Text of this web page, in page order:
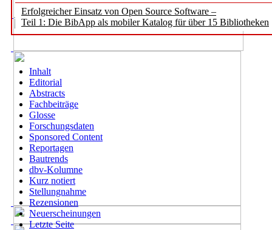
Erfolgreicher Einsatz von Open Source Software –
Teil 1: Die BibApp als mobiler Katalog für über 15 Bibliotheken
Inhalt
Editorial
Abstracts
Fachbeiträge
Glosse
Forschungsdaten
Sponsored Content
Reportagen
Bautrends
dbv-Kolumne
Kurz notiert
Stellungnahme
Rezensionen
Neuerscheinungen
Letzte Seite